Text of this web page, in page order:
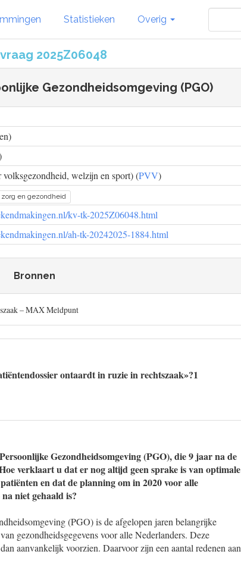
Statistieken Overig
2025Z06048
Gezondheidsomgeving (PGO)
volksgezondheid, welzijn en sport) (PVV)
zorg en gezondheid
kv-tk-2025Z06048.html
ah-tk-20242025-1884.html
Bronnen
– MAX Meldpunt
ontaardt in ruzie in rechtszaak»?1
Gezondheidsomgeving (PGO), die 9 jaar na de
verklaart u dat er nog altijd geen sprake is van optimale
en dat de planning om in 2020 voor alle
niet gehaald is?
(PGO) is de afgelopen jaren belangrijke
gezondheidsgegevens voor alle Nederlanders. Deze
aanvankelijk voorzien. Daarvoor zijn een aantal redenen aan